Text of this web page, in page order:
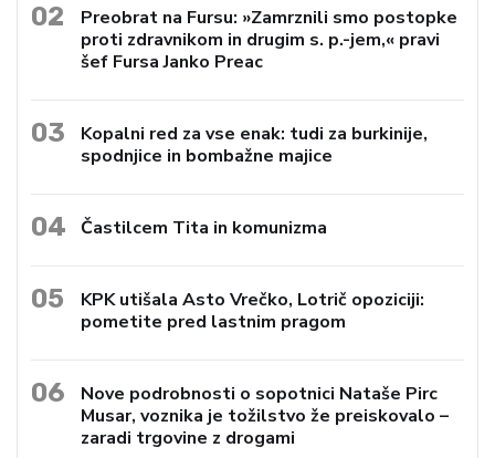
02
Preobrat na Fursu: »Zamrznili smo postopke
proti zdravnikom in drugim s. p.-jem,« pravi
šef Fursa Janko Preac
03
Kopalni red za vse enak: tudi za burkinije,
spodnjice in bombažne majice
04 Častilcem Tita in komunizma
05
KPK utišala Asto Vrečko, Lotrič opoziciji:
pometite pred lastnim pragom
06
Nove podrobnosti o sopotnici Nataše Pirc
Musar, voznika je tožilstvo že preiskovalo –
zaradi trgovine z drogami